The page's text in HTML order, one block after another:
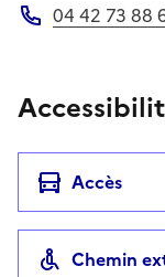
04 42 73 88
Accès
Chemin